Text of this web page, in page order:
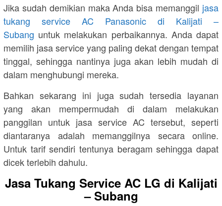
Jika sudah demikian maka Anda bisa memanggil jasa
tukang service AC Panasonic di Kalijati –
Subang untuk melakukan perbaikannya. Anda dapat
memilih jasa service yang paling dekat dengan tempat
tinggal, sehingga nantinya juga akan lebih mudah di
dalam menghubungi mereka.
Bahkan sekarang ini juga sudah tersedia layanan
yang akan mempermudah di dalam melakukan
panggilan untuk jasa service AC tersebut, seperti
diantaranya adalah memanggilnya secara online.
Untuk tarif sendiri tentunya beragam sehingga dapat
dicek terlebih dahulu.
Jasa Tukang Service AC LG di Kalijati
– Subang